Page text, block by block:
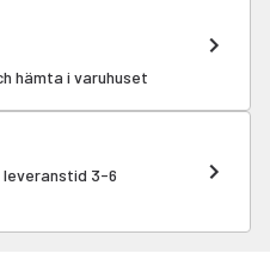
hämta i varuhuset
leveranstid 3-6